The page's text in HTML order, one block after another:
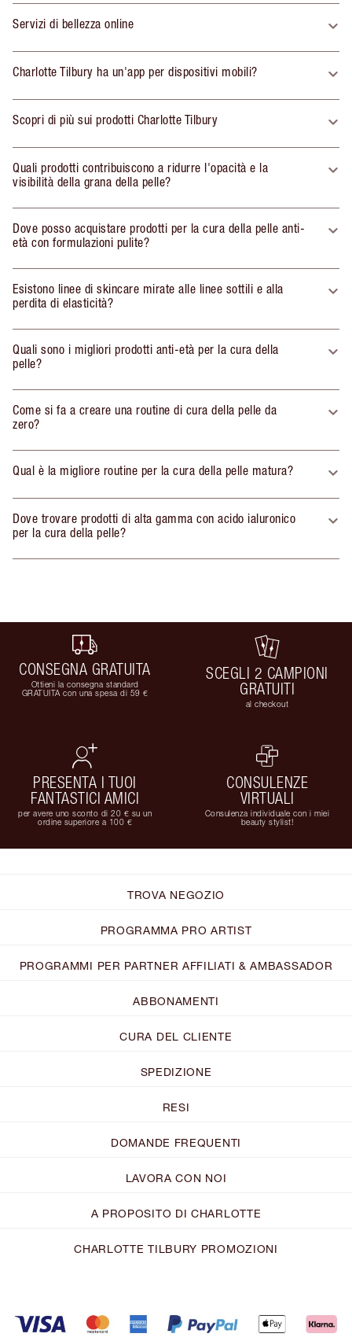
Servizi di bellezza online
Charlotte Tilbury ha un'app per dispositivi mobili?
Scopri di più sui prodotti Charlotte Tilbury
Quali prodotti contribuiscono a ridurre l'opacità e la
visibilità della grana della pelle?
Dove posso acquistare prodotti per la cura della pelle anti-
età con formulazioni pulite?
Esistono linee di skincare mirate alle linee sottili e alla
perdita di elasticità?
Quali sono i migliori prodotti anti-età per la cura della
pelle?
Come si fa a creare una routine di cura della pelle da
zero?
Qual è la migliore routine per la cura della pelle matura?
Dove trovare prodotti di alta gamma con acido ialuronico
per la cura della pelle?
CONSEGNA GRATUITA
Ottieni la consegna standard
GRATUITA con una spesa di 59 €
SCEGLI 2 CAMPIONI
GRATUITI
al checkout
PRESENTA I TUOI
FANTASTICI AMICI
per avere uno sconto di 20 € su un
ordine superiore a 100 €
CONSULENZE
VIRTUALI
Consulenza individuale con i miei
beauty stylist!
TROVA NEGOZIO
PROGRAMMA PRO ARTIST
PROGRAMMI PER PARTNER AFFILIATI & AMBASSADOR
ABBONAMENTI
CURA DEL CLIENTE
SPEDIZIONE
RESI
DOMANDE FREQUENTI
LAVORA CON NOI
A PROPOSITO DI CHARLOTTE
CHARLOTTE TILBURY PROMOZIONI